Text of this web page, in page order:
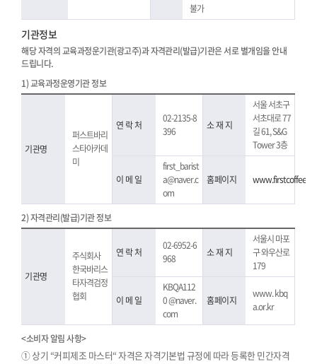
불가
기관정보
해당 자격의 교육과정운기관(광고주)과 자격관리(발급)기관은 서로 별개임을 안내
드립니다.
1) 교육과정운영기관 정보
기관명
퍼스트바리
스타아카데
미
연 락 처
02-2135-8
396
소 재 지
서울 서초구
서초대로 77
길 61, S&G
Tower 3층
이 메 일
first_barist
a@naver.c
om
홈페이지
2) 자격관리(발급)기관 정보
기관명
주식회사
한국바리스
타자격검정
협회
연 락 처
02-6952-6
968
소 재 지
서울시 마포
구 와우산로
179
이 메 일
KBQA112
0 @naver.
com
홈페이지
www. kbq
a.or.kr
<소비자 알림 사항>
① 상기 “커피제조 마스터“ 자격은 자격기본법 규정에 따라 등록한 민간자격